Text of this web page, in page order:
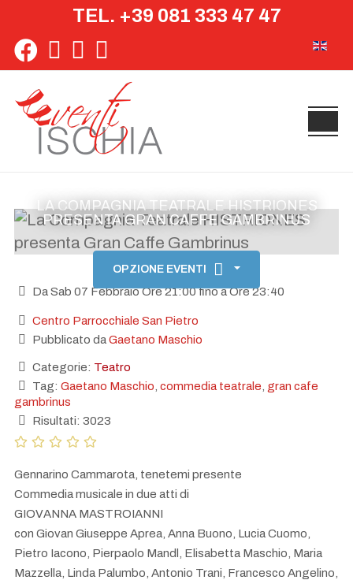
TEL. +39 081 333 47 47
LA COMPAGNIA TEATRALE HISTRIONES
PRESENTA GRAN CAFFE GAMBRINUS
OPZIONE EVENTI
Da Sab 07 Febbraio Ore 21:00 fino a Ore 23:40
Centro Parrocchiale San Pietro
Pubblicato daGaetano Maschio
Categorie: Teatro
Tag: Gaetano Maschio commedia teatrale gran cafe
gambrinus
Risultati: 3023
Gennarino Cammarota, tenetemi presente
Commedia musicale in due atti di
GIOVANNA MASTROIANNI
con Giovan Giuseppe Aprea, Anna Buono, Lucia Cuomo,
Pietro Iacono, Pierpaolo Mandl, Elisabetta Maschio, Maria
Mazzella, Linda Palumbo, Antonio Trani, Francesco Angelino,